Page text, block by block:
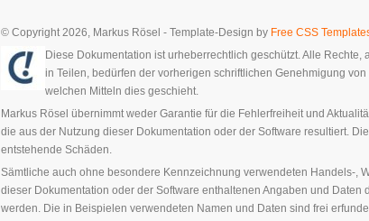
© Copyright 2026, Markus Rösel - Template-Design by Free CSS
Diese Dokumentation ist urheberrechtlich geschützt. Alle
in Teilen, bedürfen der vorherigen schriftlichen Genehmigung
welchen Mitteln dies geschieht.
Markus Rösel übernimmt weder Garantie für die Fehlerfreiheit und
die aus der Nutzung dieser Dokumentation oder der Software resultiert.
entstehende Schäden.
Sämtliche auch ohne besondere Kennzeichnung verwendeten Handels-,
dieser Dokumentation oder der Software enthaltenen Angaben und
werden. Die in Beispielen verwendeten Namen und Daten sind frei